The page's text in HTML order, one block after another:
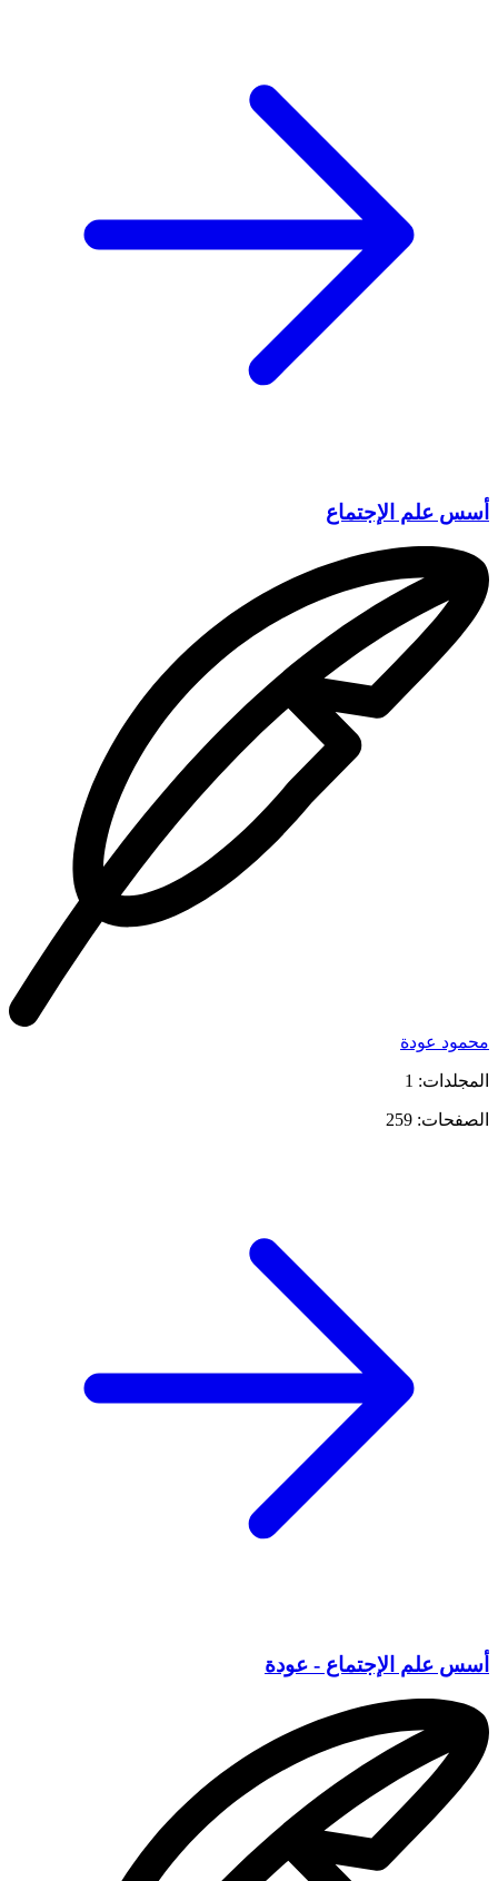
أسس علم الإجتماع
محمود عودة
المجلدات: 1
الصفحات: 259
أسس علم الإجتماع - عودة